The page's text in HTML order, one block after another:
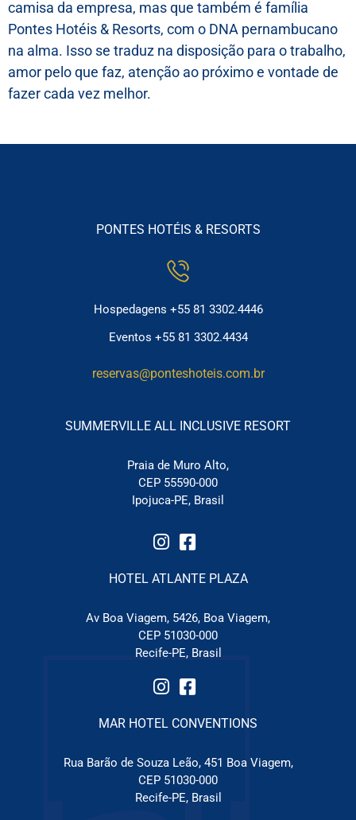
camisa da empresa, mas que também é família
Pontes Hotéis & Resorts, com o DNA pernambucano
na alma. Isso se traduz na disposição para o trabalho,
amor pelo que faz, atenção ao próximo e vontade de
fazer cada vez melhor.
PONTES HOTÉIS & RESORTS
Hospedagens +55 81 3302.4446
Eventos +55 81 3302.4434
reservas@ponteshoteis.com.br
SUMMERVILLE ALL INCLUSIVE RESORT
Praia de Muro Alto,
CEP 55590-000
Ipojuca-PE, Brasil
HOTEL ATLANTE PLAZA
Av Boa Viagem, 5426, Boa Viagem,
CEP 51030-000
Recife-PE, Brasil
MAR HOTEL CONVENTIONS
Rua Barão de Souza Leão, 451 Boa Viagem,
CEP 51030-000
Recife-PE, Brasil